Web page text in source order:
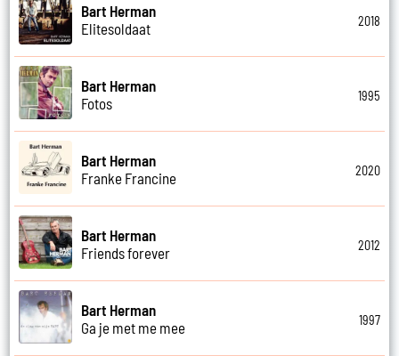
Bart Herman
Elitesoldaat
2018
Bart Herman
Fotos
1995
Bart Herman
Franke Francine
2020
Bart Herman
Friends forever
2012
Bart Herman
Ga je met me mee
1997